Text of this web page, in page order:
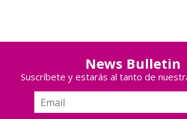
News Bulletin
Suscríbete y estarás al tanto de